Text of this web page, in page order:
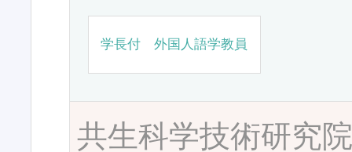
学長付 外国人語学教員
共生科学技術研究